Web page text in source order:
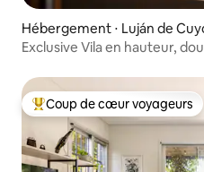
Hébergement ⋅ Luján de
Exclusive Vila en hauteur,
Coups de cœur voyageurs les
Coup de cœur voyageurs